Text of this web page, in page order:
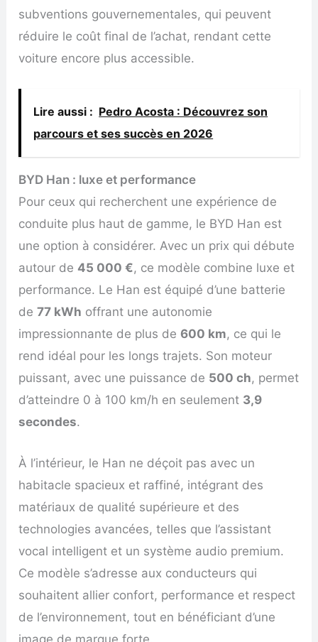
subventions gouvernementales, qui peuvent
réduire le coût final de l’achat, rendant cette
voiture encore plus accessible.
Lire aussi : Pedro Acosta : Découvrez son
parcours et ses succès en 2026
BYD Han : luxe et performance
Pour ceux qui recherchent une expérience de
conduite plus haut de gamme, le BYD Han est
une option à considérer. Avec un prix qui débute
autour de 45 000 €, ce modèle combine luxe et
performance. Le Han est équipé d’une batterie
de77 kWh offrant une autonomie
impressionnante de plus de 600 km, ce qui le
rend idéal pour les longs trajets. Son moteur
puissant, avec une puissance de 500 ch, permet
d’atteindre 0 à 100 km/h en seulement 3,9
secondes.
À l’intérieur, le Han ne déçoit pas avec un
habitacle spacieux et raffiné, intégrant des
matériaux de qualité supérieure et des
technologies avancées, telles que l’assistant
vocal intelligent et un système audio premium.
Ce modèle s’adresse aux conducteurs qui
souhaitent allier confort, performance et respect
de l’environnement, tout en bénéficiant d’une
image de marque forte.